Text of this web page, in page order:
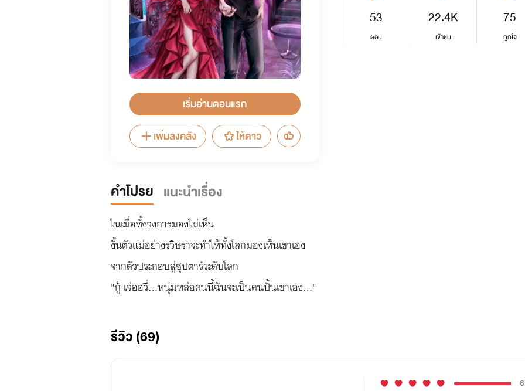
เริ่มอ่านตอนแรก
เพิ่มลงคลัง
ให้ดาว
53
ตอน
22.4K
เข้าชม
75
ถูกใจ
คำโปรย แนะนำเรื่อง
ในเมื่อทั้งวงการมองไม่เห็น
งั้นตัวแม่อย่างรวิษราจะทำให้ทั้งโลกมองเห็นเขาเอง
จากตัวประกอบสู่ซุปตาร์ระดับโลก
"กู้ เจ๋ออวี่...หนุ่มหล่อคนนี้ฉันจะเป็นคนปั้นเขาเอง..."
รีวิว (69)